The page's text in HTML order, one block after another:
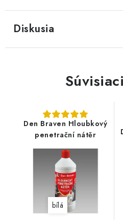
Diskusia
Den Braven Hloubkový
penetrační nátěr
bílá